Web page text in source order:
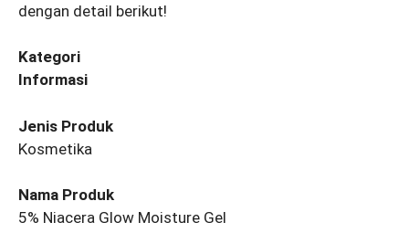
dengan detail berikut!
Kategori
Informasi
Jenis Produk
Kosmetika
Nama Produk
5% Niacera Glow Moisture Gel